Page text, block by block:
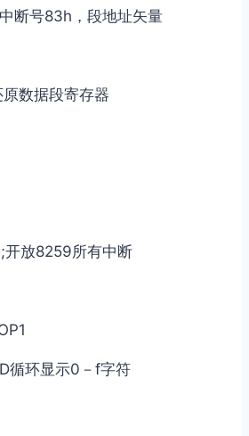
号83h，段地址矢量
据段寄存器
放8259所有中断
循环显示0－f字符